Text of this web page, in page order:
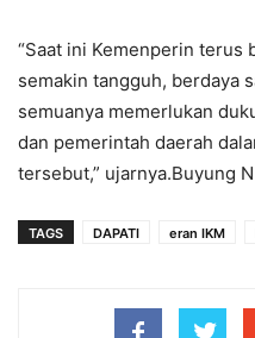
“Saat ini Kemenperin terus
semakin tangguh, berdaya
semuanya memerlukan
dan pemerintah daerah
tersebut,” ujarnya.Buyung N
TAGS DAPATI eran IKM